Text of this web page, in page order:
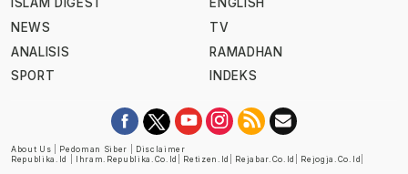
ISLAM DIGEST
NEWS
ANALISIS
SPORT
ENGLISH
TV
RAMADHAN
INDEKS
About Us Pedoman Siber
Disclaimer
Republika.id
Ihram.republika.co.id Retizen.id Rejabar.co.id Rejogja.co.id